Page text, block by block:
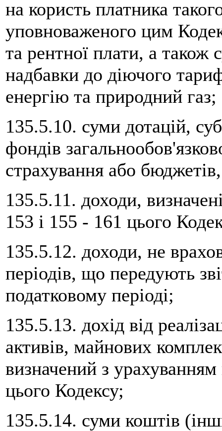
на користь платника
уповноваженого цим
та рентної плати, а також
надбавки до діючого
енергію та природний газ;
135.5.10. суми дотацій,
фондів
страхування або
135.5.11. доходи,
153 і 155 - 161 цього
135.5.12. доходи, не
періодів, що передують
податковому періоді;
135.5.13. дохід від
активів, майнових
визначений з
цього Кодексу;
135.5.14. суми коштів